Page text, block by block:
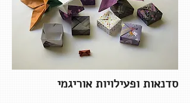
סדנאות ופעילויות אוריגמי